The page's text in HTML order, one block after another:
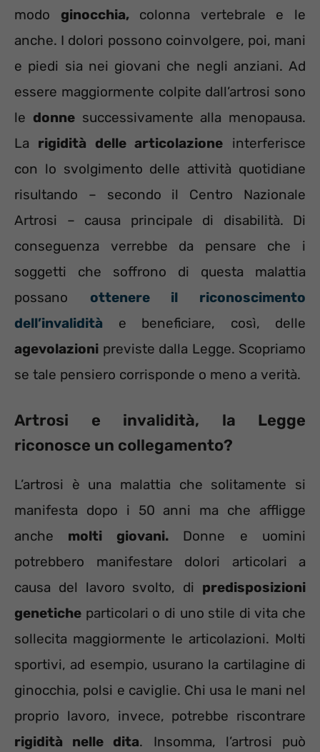
modo ginocchia,colonna vertebrale e le
anche. I dolori possono coinvolgere, poi, mani
e piedi sia nei giovani che negli anziani. Ad
essere maggiormente colpite dall’artrosi sono
le donnesuccessivamente alla menopausa.
La rigidità delle articolazione interferisce
con lo svolgimento delle attività quotidiane
risultando – secondo il Centro Nazionale
Artrosi – causa principale di disabilità. Di
conseguenza verrebbe da pensare che i
soggetti che soffrono di questa malattia
possano ottenere il riconoscimento
dell’invalidità e beneficiare, così, delle
agevolazioni previste dalla Legge. Scopriamo
se tale pensiero corrisponde o meno a verità.
Artrosi e invalidità, la Legge
riconosce un collegamento?
L’artrosi è una malattia che solitamente si
manifesta dopo i 50 anni ma che affligge
anche molti giovani.Donne e uomini
potrebbero manifestare dolori articolari a
causa del lavoro svolto, di predisposizioni
genetiche particolari o di uno stile di vita che
sollecita maggiormente le articolazioni. Molti
sportivi, ad esempio, usurano la cartilagine di
ginocchia, polsi e caviglie. Chi usa le mani nel
proprio lavoro, invece, potrebbe riscontrare
rigidità nelle dita. Insomma, l’artrosi può